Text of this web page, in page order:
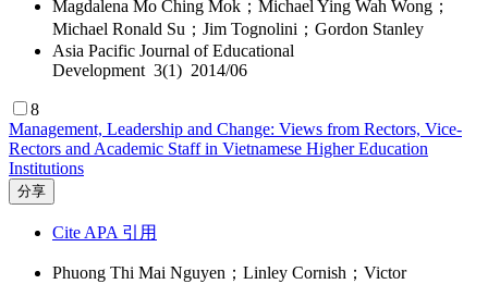
Magdalena Mo Ching Mok；Michael Ying Wah Wong；
Michael Ronald Su；Jim Tognolini；Gordon Stanley
Asia Pacific Journal of Educational
Development 3(1) 2014/06
8
Management, Leadership and Change: Views from Rectors, Vice-
Rectors and Academic Staff in Vietnamese Higher Education
Institutions
分享
Cite APA 引用
Phuong Thi Mai Nguyen；Linley Cornish；Victor